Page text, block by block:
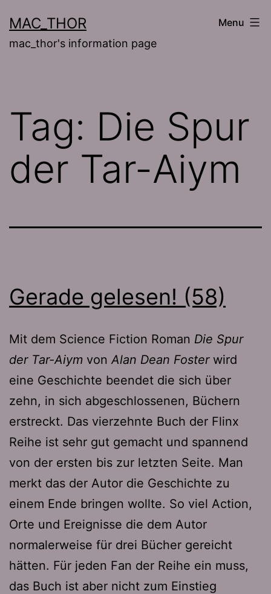
to
content
MAC_THOR
mac_thor's information page
Menu
Tag: Die Spur
der Tar-Aiym
Gerade gelesen! (58)
Mit dem Science Fiction Roman Die Spur
der Tar-Aiym von Alan Dean Fosterwird
eine Geschichte beendet die sich über
zehn, in sich abgeschlossenen, Büchern
erstreckt. Das vierzehnte Buch der Flinx
Reihe ist sehr gut gemacht und spannend
von der ersten bis zur letzten Seite. Man
merkt das der Autor die Geschichte zu
einem Ende bringen wollte. So viel Action,
Orte und Ereignisse die dem Autor
normalerweise für drei Bücher gereicht
hätten. Für jeden Fan der Reihe ein muss,
das Buch ist aber nicht zum Einstieg